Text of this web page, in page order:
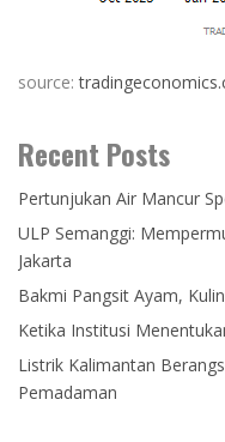
source:
Recent Posts
Pertunjukan Air Mancur
ULP Semanggi:
Jakarta
Bakmi Pangsit Ayam,
Ketika Institusi
Listrik Kalimantan
Pemadaman